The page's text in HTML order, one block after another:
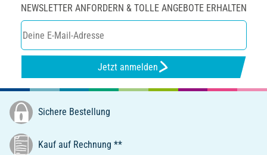
NEWSLETTER ANFORDERN & TOLLE ANGEBOTE ERHALTEN
Jetzt anmelden
Sichere Bestellung
Kauf auf Rechnung **